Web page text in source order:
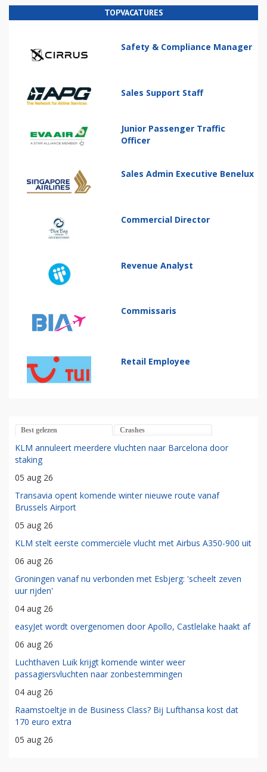
TOPVACATURES
Safety & Compliance Manager
Sales Support Staff
Junior Passenger Traffic
Officer
Sales Admin Executive Benelux
Commercial Director
Revenue Analyst
Commissaris
Retail Employee
Best gelezen Crashes
KLM annuleert meerdere vluchten naar Barcelona door
staking
05 aug 26
Transavia opent komende winter nieuwe route vanaf
Brussels Airport
05 aug 26
KLM stelt eerste commerciële vlucht met Airbus A350-900 uit
06 aug 26
Groningen vanaf nu verbonden met Esbjerg: 'scheelt zeven
uur rijden'
04 aug 26
easyJet wordt overgenomen door Apollo, Castlelake haakt af
06 aug 26
Luchthaven Luik krijgt komende winter weer
passagiersvluchten naar zonbestemmingen
04 aug 26
Raamstoeltje in de Business Class? Bij Lufthansa kost dat
170 euro extra
05 aug 26